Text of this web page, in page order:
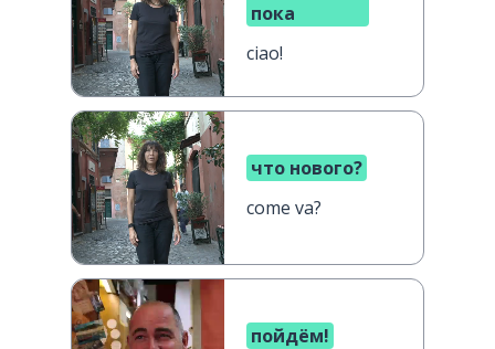
пока
ciao!
что нового?
come va?
пойдём!